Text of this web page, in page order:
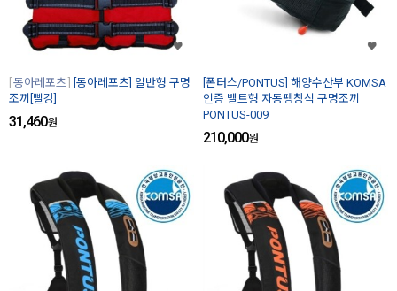
동아레포츠
[동아레포츠] 일반형 구명
조끼[빨강]
31,460원
[폰터스/PONTUS] 해양수산부 KOMSA
인증 벨트형 자동팽창식 구명조끼
PONTUS-009
210,000원